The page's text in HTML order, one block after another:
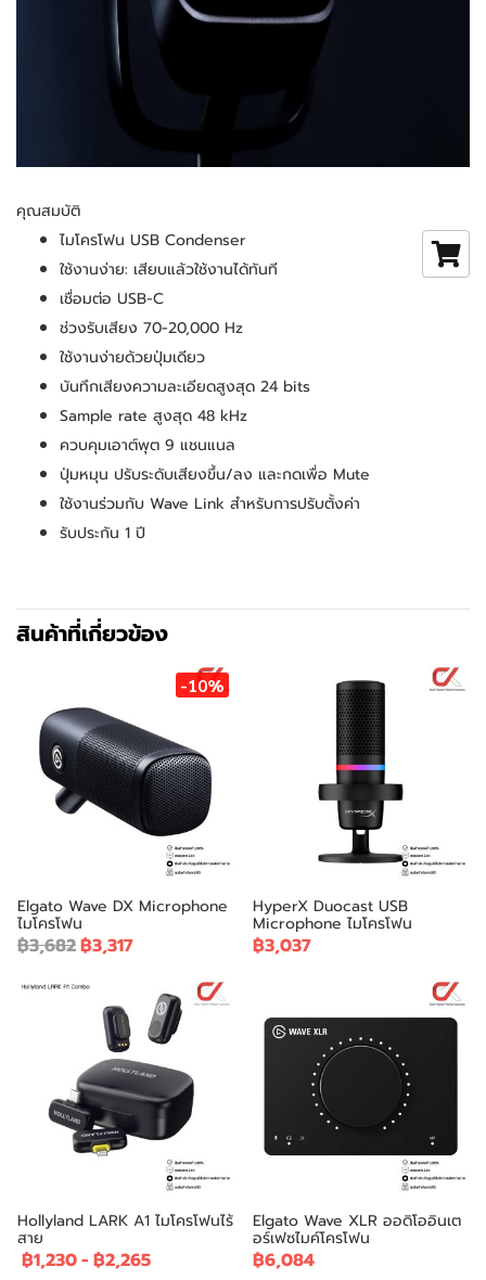
คุณสมบัติ
ไมโครโฟน USB Condenser
ใช้งานง่าย: เสียบแล้วใช้งานได้ทันที
เชื่อมต่อ USB-C
ช่วงรับเสียง 70-20,000 Hz
ใช้งานง่ายด้วยปุ่มเดียว
บันทึกเสียงความละเอียดสูงสุด 24 bits
Sample rate สูงสุด 48 kHz
ควบคุมเอาต์พุต 9 แชนแนล
ปุ่มหมุน ปรับระดับเสียงขึ้น/ลง และกดเพื่อ Mute
ใช้งานร่วมกับ Wave Link สำหรับการปรับตั้งค่า
รับประกัน 1 ปี
สินค้าที่เกี่ยวข้อง
-10%
Elgato Wave DX Microphone
ไมโครโฟน
฿3,682฿3,317
HyperX Duocast USB
Microphone ไมโครโฟน
฿3,037
Hollyland LARK A1 ไมโครโฟนไร้
สาย
฿1,230- ฿2,265
Elgato Wave XLR ออดิโออินเต
อร์เฟซไมค์โครโฟน
฿6,084